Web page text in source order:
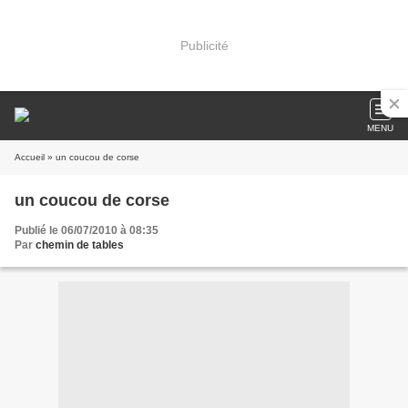
Publicité
MENU
Accueil » un coucou de corse
un coucou de corse
Publié le 06/07/2010 à 08:35
Par chemin de tables